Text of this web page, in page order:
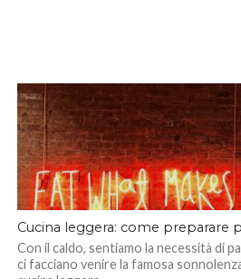
Cucina leggera: come preparare
Con il caldo, sentiamo la necessità di
ci facciano venire la famosa